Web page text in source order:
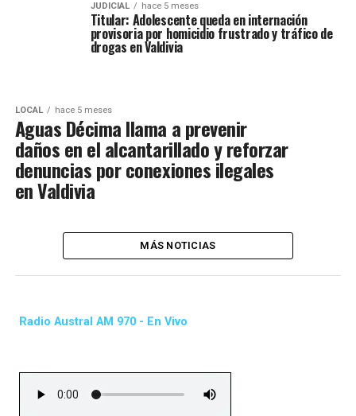
JUDICIAL hace 5 meses
Titular: Adolescente queda en internación
provisoria por homicidio frustrado y tráfico de
drogas en Valdivia
LOCAL hace 5 meses
Aguas Décima llama a prevenir
daños en el alcantarillado y reforzar
denuncias por conexiones ilegales
en Valdivia
MÁS NOTICIAS
Radio Austral AM 970 - En Vivo